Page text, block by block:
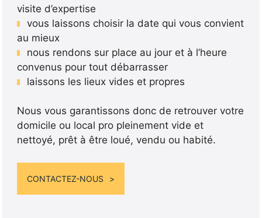
visite d’expertise
vous laissons choisir la date qui vous convient
au mieux
nous rendons sur place au jour et à l’heure
convenus pour tout débarrasser
laissons les lieux vides et propres
Nous vous garantissons donc de retrouver votre
domicile ou local pro pleinement vide et
nettoyé, prêt à être loué, vendu ou habité.
CONTACTEZ-NOUS